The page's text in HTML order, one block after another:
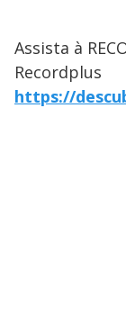
Assista à
Recordplus
https://